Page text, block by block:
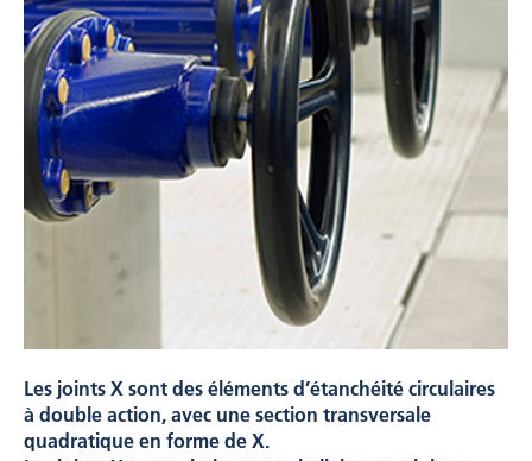
Les joints X sont des éléments d’étanchéité circulaires
à double action, avec une section transversale
quadratique en forme de X.